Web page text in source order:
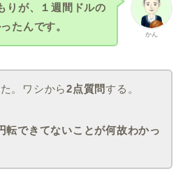
かん
りが、１週間ドルの
たんです。
。ワシから2点質問する。
転できてないことが何故わかっ